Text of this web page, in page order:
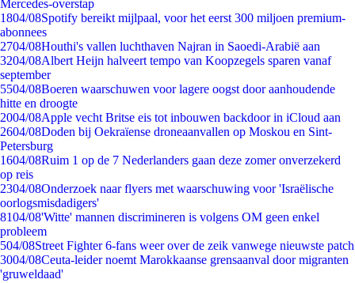
Mercedes-overstap
1804/08Spotify bereikt mijlpaal, voor het eerst 300 miljoen premium-
abonnees
2704/08Houthi's vallen luchthaven Najran in Saoedi-Arabië aan
3204/08Albert Heijn halveert tempo van Koopzegels sparen vanaf
september
5504/08Boeren waarschuwen voor lagere oogst door aanhoudende
hitte en droogte
2004/08Apple vecht Britse eis tot inbouwen backdoor in iCloud aan
2604/08Doden bij Oekraïense droneaanvallen op Moskou en Sint-
Petersburg
1604/08Ruim 1 op de 7 Nederlanders gaan deze zomer onverzekerd
op reis
2304/08Onderzoek naar flyers met waarschuwing voor 'Israëlische
oorlogsmisdadigers'
8104/08'Witte' mannen discrimineren is volgens OM geen enkel
probleem
504/08Street Fighter 6-fans weer over de zeik vanwege nieuwste patch
3004/08Ceuta-leider noemt Marokkaanse grensaanval door migranten
'gruweldaad'